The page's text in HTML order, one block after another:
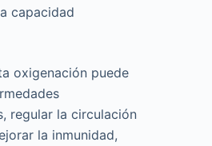
capacidad
oxigenación puede
regular la circulación
la inmunidad,